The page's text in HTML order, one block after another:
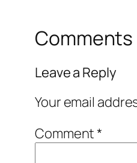
Comments
Leave a Reply
Your email
Comment*